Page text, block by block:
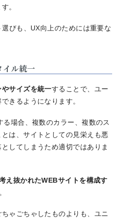
。
びも、UX向上のためには重要な
イル統一
サイズを統一することで、ユー
きるようになります。
場合、複数のカラー、複数のス
は、サイトとしての見栄えも悪
してしまうため適切ではありま
え抜かれたWEBサイトを構成す
ゃごちゃしたものよりも、ユニ